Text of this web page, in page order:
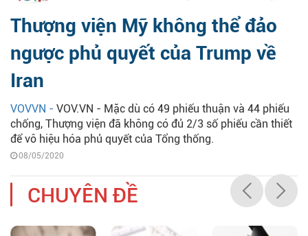
Thượng viện Mỹ không thể đảo
ngược phủ quyết của Trump về
Iran
VOVVN - VOV.VN - Mặc dù có 49 phiếu thuận và 44 phiếu
chống, Thượng viện đã không có đủ 2/3 số phiếu cần thiết
để vô hiệu hóa phủ quyết của Tổng thống.
08/05/2020
CHUYÊN ĐỀ